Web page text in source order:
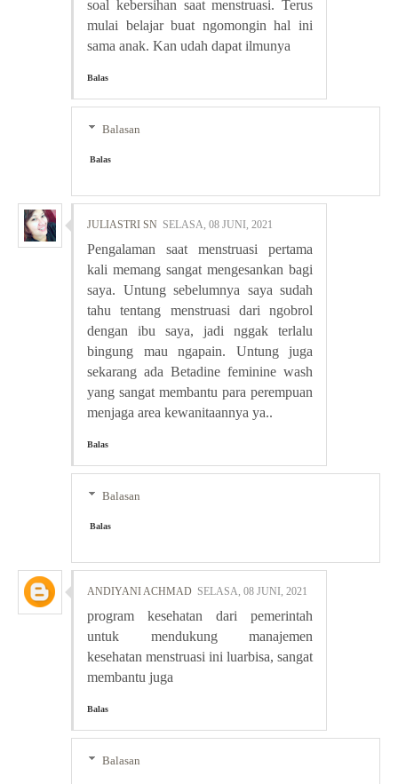
soal kebersihan saat menstruasi. Terus
mulai belajar buat ngomongin hal ini
sama anak. Kan udah dapat ilmunya
Balas
Balasan
Balas
JULIASTRI SN SELASA, 08 JUNI, 2021
Pengalaman saat menstruasi pertama
kali memang sangat mengesankan bagi
saya. Untung sebelumnya saya sudah
tahu tentang menstruasi dari ngobrol
dengan ibu saya, jadi nggak terlalu
bingung mau ngapain. Untung juga
sekarang ada Betadine feminine wash
yang sangat membantu para perempuan
menjaga area kewanitaannya ya..
Balas
Balasan
Balas
ANDIYANI ACHMAD SELASA, 08 JUNI, 2021
program kesehatan dari pemerintah
untuk mendukung manajemen
kesehatan menstruasi ini luarbisa, sangat
membantu juga
Balas
Balasan